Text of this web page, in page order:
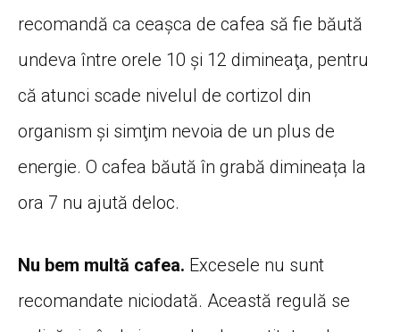
recomandă ca ceaşca de cafea să fie băută
undeva între orele 10 şi 12 dimineaţa, pentru
că atunci scade nivelul de cortizol din
organism şi simţim nevoia de un plus de
energie. O cafea băută în grabă dimineața la
ora 7 nu ajută deloc.
Nu bem multă cafea. Excesele nu sunt
recomandate niciodată. Această regulă se